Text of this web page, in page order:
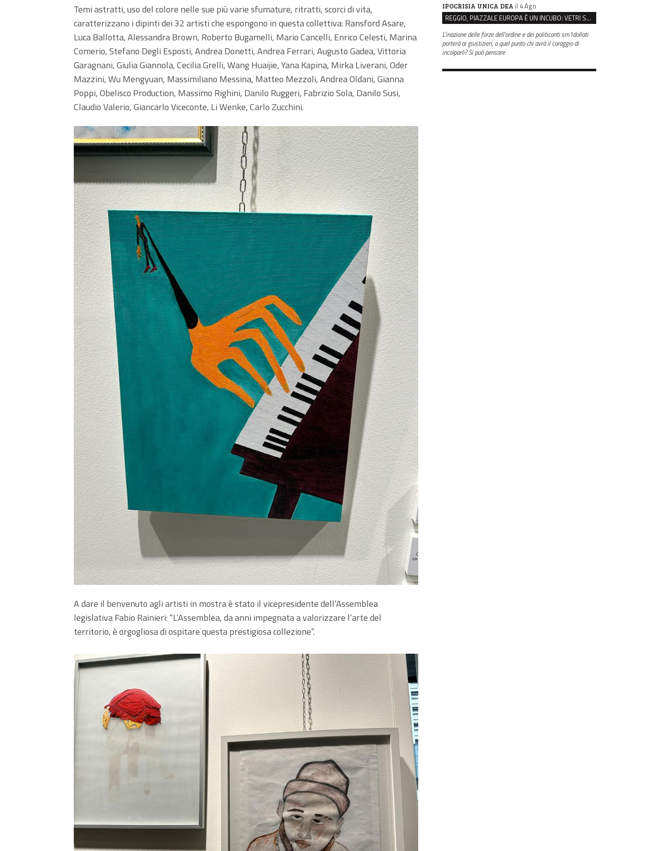
Temi astratti, uso del colore nelle sue più varie sfumature, ritratti, scorci di vita,
caratterizzano i dipinti dei 32 artisti che espongono in questa collettiva: Ransford Asare,
Luca Ballotta, Alessandra Brown, Roberto Bugamelli, Mario Cancelli, Enrico Celesti, Marina
Comerio, Stefano Degli Esposti, Andrea Donetti, Andrea Ferrari, Augusto Gadea, Vittoria
Garagnani, Giulia Giannola, Cecilia Grelli, Wang Huaijie, Yana Kapina, Mirka Liverani, Oder
Mazzini, Wu Mengyuan, Massimiliano Messina, Matteo Mezzoli, Andrea Oldani, Gianna
Poppi, Obelisco Production, Massimo Righini, Danilo Ruggeri, Fabrizio Sola, Danilo Susi,
Claudio Valerio, Giancarlo Viceconte, Li Wenke, Carlo Zucchini.
A dare il benvenuto agli artisti in mostra è stato il vicepresidente dell’Assemblea
legislativa Fabio Rainieri: “L’Assemblea, da anni impegnata a valorizzare l’arte del
territorio, è orgogliosa di ospitare questa prestigiosa collezione”.
IPOCRISIA UNICA DEA il 4 Ago
REGGIO, PIAZZALE EUROPA È UN INCUBO: VETRI SPACCATI E FURTI SULLE AUTO IN SOSTA
L'inazione delle forze dell'ordine e dei politicanti sm1dollati
porterà ai giustizieri, a quel punto chi avrà il coraggio di
incolparli? Si può pensare